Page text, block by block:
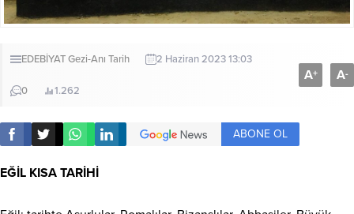
EDEBİYATGezi-Anı Tarih 2 Haziran 2023 13:03
0 1.262
A+ A-
ABONE OL
EĞİL KISA TARİHİ